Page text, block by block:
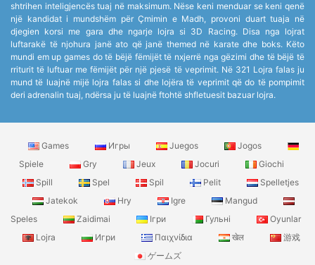
shtrihen inteligjencës tuaj në maksimum. Nëse keni menduar se keni qenë
një kandidat i mundshëm për Çmimin e Madh, provoni duart tuaja në
djegien korsi me gara dhe ngarje lojra si 3D Racing. Disa nga lojrat
luftarakë të njohura janë ato që janë themed në karate dhe boks. Këto
mundi em up games do të bëjë fëmijët të nxjerrë nga gëzimi dhe të bëjë të
rriturit të luftuar me fëmijët për një pjesë të veprimit. Në 321 Lojra falas ju
mund të luajnë mijë lojra falas si dhe lojëra të veprimit që do të pompimit
deri adrenalin tuaj, ndërsa ju të luajnë ftohtë shfletuesit bazuar lojra.
Games Игры Juegos
Jogos
Spiele
Gry Jeux Jocuri
Giochi
Spill
Spel Spil Pelit
Spelletjes
Jatekok
Hry Igre
Mangud
Speles
Zaidimai Ігри Гульні
Oyunlar
Lojra
Игри Παιχνίδια खेल
游戏
ゲームズ